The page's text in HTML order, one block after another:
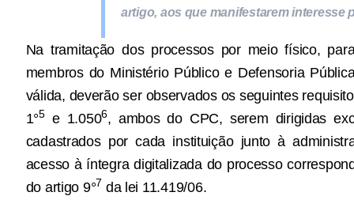
artigo, aos que manifestarem interesse
Na tramitação dos processos por meio físico,
membros do Ministério Público e Defensoria
válida, deverão ser observados os seguintes
1°5e 1.0506, ambos do CPC, serem dirigidas
cadastrados por cada instituição junto à
acesso à íntegra digitalizada do processo
do artigo 9°7 da lei 11.419/06.